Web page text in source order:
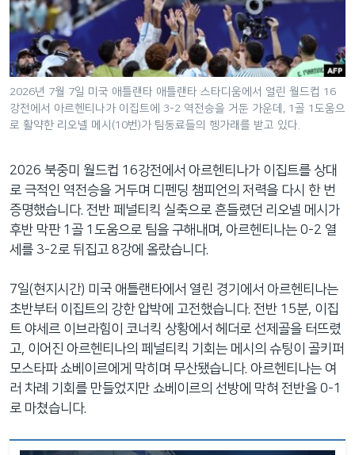
네
비
게
이
션
으
로
동
검
색
으
로
2026년 7월 7일 미국 애틀랜타 애틀랜타 스타디움에서 열린 월드컵 16
강전에서 아르헨티나가 이집트에 3-2 역전승을 거둔 가운데, 1골 1도움으
로 활약한 리오넬 메시(10번)가 팀동료들의 헹가래를 받고 있다.
2026 북중미 월드컵 16강전에서 아르헨티나가 이집트를 상대
로 극적인 역전승을 거두며 디펜딩 챔피언의 저력을 다시 한 번
증명했습니다. 전반 페널티킥 실축으로 흔들렸던 리오넬 메시가
후반 막판 1골 1도움으로 팀을 구해내며, 아르헨티나는 0-2 열
세를 3-2로 뒤집고 8강에 올랐습니다.
7일(현지시간) 미국 애틀랜타에서 열린 경기에서 아르헨티나는
초반부터 이집트의 강한 압박에 고전했습니다. 전반 15분, 이집
트 야세르 이브라힘이 코너킥 상황에서 헤더로 선제골을 터뜨렸
고, 이어진 아르헨티나의 페널티킥 기회는 메시의 슈팅이 골키퍼
모스타파 쇼베이르에게 막히며 무산됐습니다. 아르헨티나는 여
러 차례 기회를 만들었지만 쇼베이르의 선방에 막혀 전반을 0-1
로 마쳤습니다.